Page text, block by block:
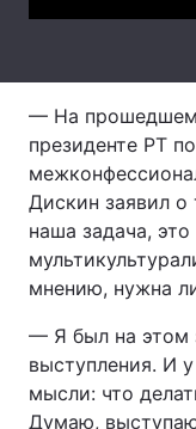
Інтерв'ю
Архів
Контакти
Послуги
— На прошедшем
президенте РТ
Дискин заявил
наша задача,
мнению, нужна
— Я был на этом
выступления. И
мысли: что
Думаю,